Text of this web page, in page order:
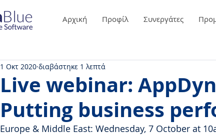
Αρχική Προφίλ Συνεργάτες
Live webinar:
Putting business
1 Οκτ 2020 διαβάστηκε 1 λεπτά
Europe & Middle East: Wednesday, 7 October at